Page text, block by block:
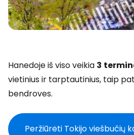
Hanedoje iš viso veikia 3
vietinius ir tarptautinius, taip
bendroves.
Peržiūrėti Tokijo viešbučių